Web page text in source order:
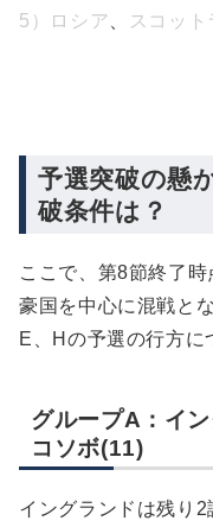
5）
ロシア スコット
予選突破の懸
破条件は？
ここで、第8節終了
豪国を中心に混戦と
E、Hの予選の行方に
グループA：イ
コソボ(11)
イングランドは残り